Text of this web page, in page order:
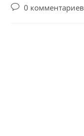
0 комментариев